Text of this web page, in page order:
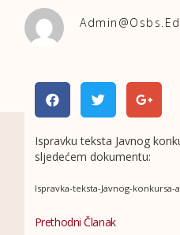
Ispravku teksta Javnog
sljedećem dokumentu:
Ispravka-teksta-Javnog-konkursa-
Prethodni Članak